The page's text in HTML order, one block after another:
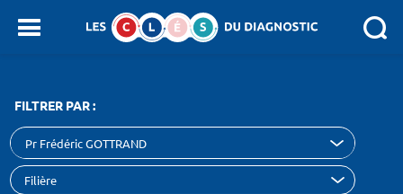
SEARCH :
FILTRER PAR :
Pr Frédéric GOTTRAND